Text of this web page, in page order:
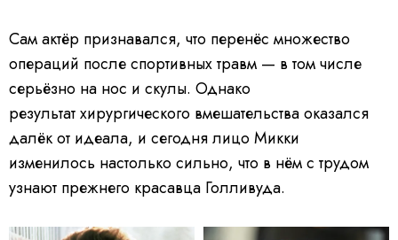
Сам актёр признавался, что перенёс множество
операций после спортивных травм — в том числе
серьёзно на нос и скулы. Однако
результат хирургического вмешательства оказался
далёк от идеала, и сегодня лицо Микки
изменилось настолько сильно, что в нём с трудом
узнают прежнего красавца Голливуда.